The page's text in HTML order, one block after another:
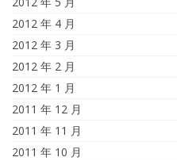
2012 年 4 月
2012 年 3 月
2012 年 2 月
2012 年 1 月
2011 年 12 月
2011 年 11 月
2011 年 10 月